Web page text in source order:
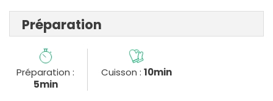
Préparation
Préparation :
5min
Cuisson : 10min